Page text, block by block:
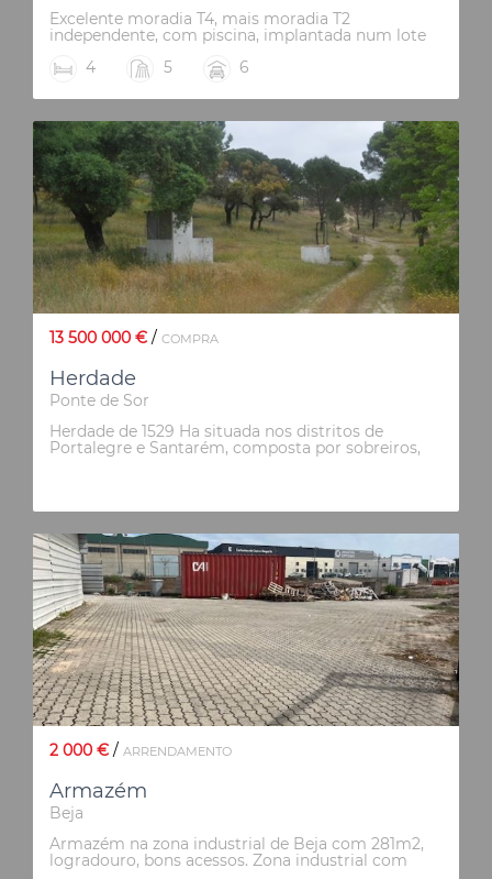
Excelente moradia T4, mais moradia T2
independente, com piscina, implantada num lote
Quelfes - Olhão Composta por 3 suites, pátio
interior descoberto, enorme garagem para 6
viaturas, boa área de jardins , canil. Proximidade
de supermercados, escolas, restaurantes, tudo o
necessário para o conforto familiar e perto da
praia.
4 5 6
13 500 000 € / COMPRA
Herdade
Ponte de Sor
Herdade de 1529 Ha situada nos distritos de
Portalegre e Santarém, composta por sobreiros,
2 000 € / ARRENDAMENTO
Armazém
Beja
Armazém na zona industrial de Beja com 281m2,
logradouro, bons acessos. Zona industrial com